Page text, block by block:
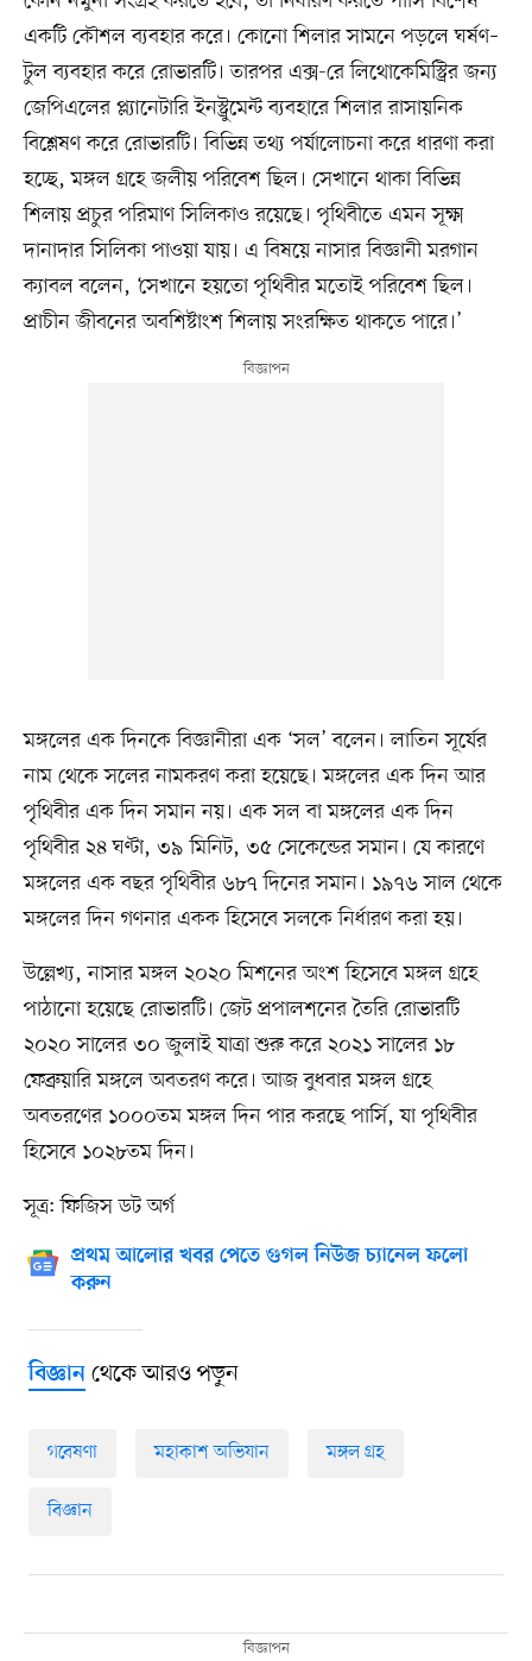
একটি কৌশল ব্যবহার করে। কোনো শিলার সামনে পড়লে ঘর্ষণ–
টুল ব্যবহার করে রোভারটি। তারপর এক্স-রে লিথোকেমিস্ট্রির জন্য
জেপিএলের প্ল্যানেটারি ইনস্ট্রুমেন্ট ব্যবহারে শিলার রাসায়নিক
বিশ্লেষণ করে রোভারটি। বিভিন্ন তথ্য পর্যালোচনা করে ধারণা করা
হচ্ছে, মঙ্গল গ্রহে জলীয় পরিবেশ ছিল। সেখানে থাকা বিভিন্ন
শিলায় প্রচুর পরিমাণ সিলিকাও রয়েছে। পৃথিবীতে এমন সূক্ষ্ম
দানাদার সিলিকা পাওয়া যায়। এ বিষয়ে নাসার বিজ্ঞানী মরগান
ক্যাবল বলেন, ‘সেখানে হয়তো পৃথিবীর মতোই পরিবেশ ছিল।
প্রাচীন জীবনের অবশিষ্টাংশ শিলায় সংরক্ষিত থাকতে পারে।’
মঙ্গলের এক দিনকে বিজ্ঞানীরা এক ‘সল’ বলেন। লাতিন সূর্যের
নাম থেকে সলের নামকরণ করা হয়েছে। মঙ্গলের এক দিন আর
পৃথিবীর এক দিন সমান নয়। এক সল বা মঙ্গলের এক দিন
পৃথিবীর ২৪ ঘণ্টা, ৩৯ মিনিট, ৩৫ সেকেন্ডের সমান। যে কারণে
মঙ্গলের এক বছর পৃথিবীর ৬৮৭ দিনের সমান। ১৯৭৬ সাল থেকে
মঙ্গলের দিন গণনার একক হিসেবে সলকে নির্ধারণ করা হয়।
উল্লেখ্য, নাসার মঙ্গল ২০২০ মিশনের অংশ হিসেবে মঙ্গল গ্রহে
পাঠানো হয়েছে রোভারটি। জেট প্রপালশনের তৈরি রোভারটি
২০২০ সালের ৩০ জুলাই যাত্রা শুরু করে ২০২১ সালের ১৮
ফেব্রুয়ারি মঙ্গলে অবতরণ করে। আজ বুধবার মঙ্গল গ্রহে
অবতরণের ১০০০তম মঙ্গল দিন পার করছে পার্সি, যা পৃথিবীর
হিসেবে ১০২৮তম দিন।
সূত্র: ফিজিস ডট অর্গ
প্রথম আলোর খবর পেতে গুগল নিউজ চ্যানেল ফলো
করুন
বিজ্ঞানথেকে আরও পড়ুন
গবেষণা মহাকাশ অভিযান মঙ্গল গ্রহ
বিজ্ঞান